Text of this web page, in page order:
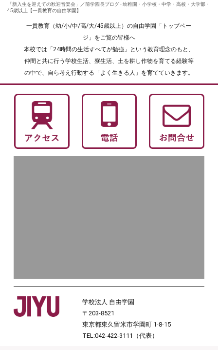
「新入生を迎えての歓迎音楽会」／前学園長ブログ - 幼稚園・小学校・中学・高校・大学部・
45歳以上【一貫教育の自由学園】
一貫教育（幼/小/中/高/大/45歳以上）の自由学園「トップペー
ジ」をご覧の皆様へ
本校では「24時間の生活すべてが勉強」という教育理念のもと、
仲間と共に行う学校生活、寮生活、土を耕し作物を育てる経験等
の中で、自ら考え行動する「よく生きる人」を育てていきます。
学校法人 自由学園
〒203-8521
東京都東久留米市学園町 1-8-15
TEL:042-422-3111（代表）